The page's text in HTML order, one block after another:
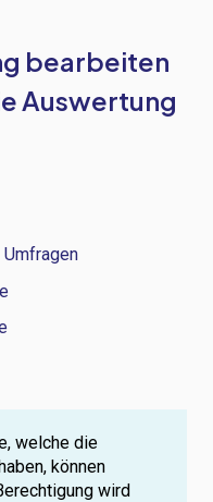
bearbeiten
Auswertung
welche die
können
wird